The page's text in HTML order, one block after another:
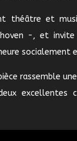
théâtre et
-, et invite
socialement
rassemble
excellentes